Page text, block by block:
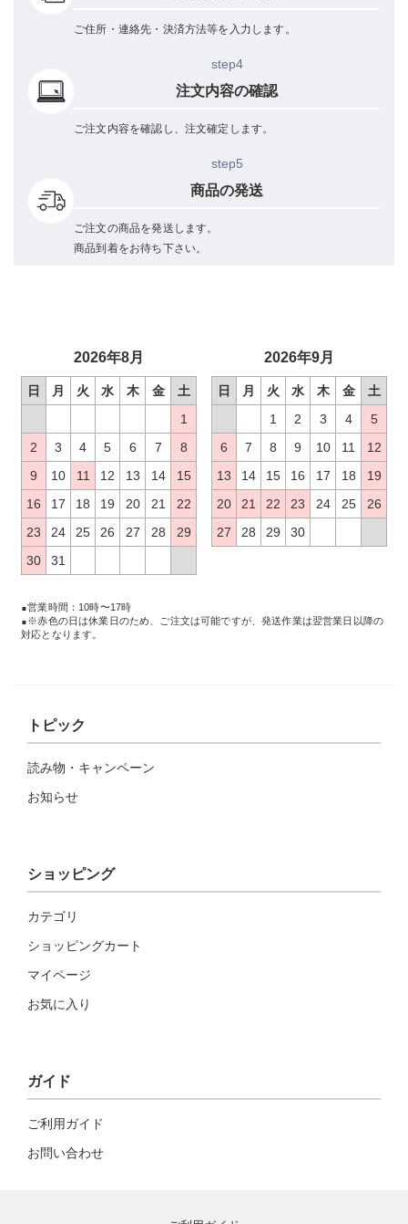
ご住所・連絡先・決済方法等を入力します。
step4
注文内容の確認
ご注文内容を確認し、注文確定します。
step5
商品の発送
ご注文の商品を発送します。
商品到着をお待ち下さい。
2026年8月
日 月 火 水 木 金
土
1
2
3 4 5 6 7
8
9
10 11 12 13 14
15
16
17 18 19 20 21
22
23
24 25 26 27 28
29
30
31
2026年9月
日 月 火 水 木 金
土
1
2 3 4
5
6
7 8 9 10 11
12
13
14 15 16 17 18
19
20
21 22 23 24 25
26
27
28 29 30
営業時間：10時〜17時
※赤色の日は休業日のため、ご注文は可能ですが、発送作業は翌営業日以降の
対応となります。
トピック
読み物・キャンペーン
お知らせ
ショッピング
カテゴリ
ショッピングカート
マイページ
お気に入り
ガイド
ご利用ガイド
お問い合わせ